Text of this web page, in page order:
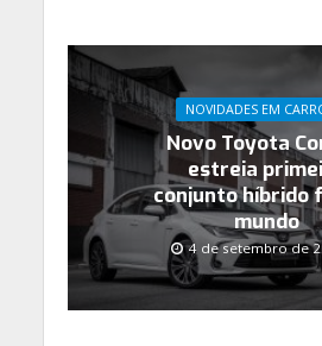
NOVIDADES EM
Novo Toyota
estreia
conjunto híbrido
mundo
4 de setembro de